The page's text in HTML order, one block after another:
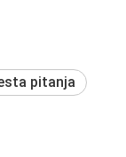
pitanja